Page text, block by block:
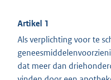
Artikel 1
Als verplichting voor te
dat meer dan